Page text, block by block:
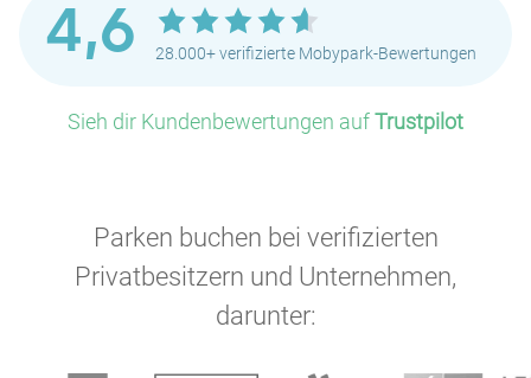
4,6 28.000+ verifizierte Mobypark-Bewertungen
Sieh dir Kundenbewertungen aufTrustpilot
Parken buchen bei verifizierten
Privatbesitzern und Unternehmen,
darunter: